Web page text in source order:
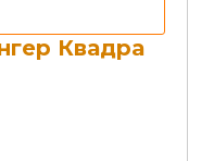
Квадра